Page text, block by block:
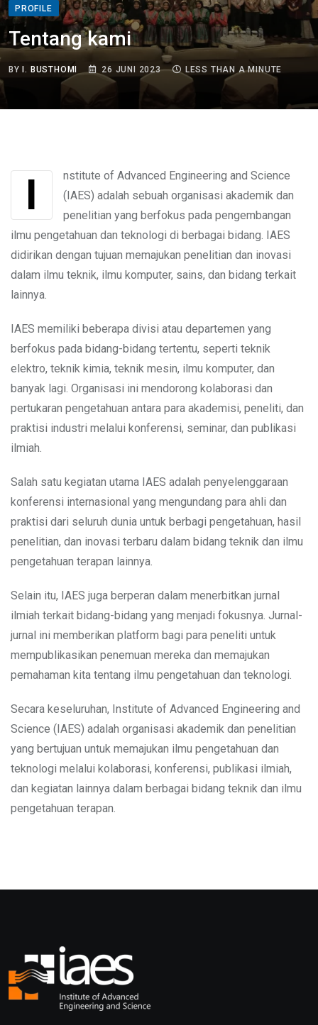
PROFILE
Tentang kami
BYI. BUSTHOMI 26 JUNI 2023 LESS THAN A MINUTE
Institute of Advanced Engineering and Science
(IAES) adalah sebuah organisasi akademik dan
penelitian yang berfokus pada pengembangan
ilmu pengetahuan dan teknologi di berbagai bidang. IAES
didirikan dengan tujuan memajukan penelitian dan inovasi
dalam ilmu teknik, ilmu komputer, sains, dan bidang terkait
lainnya.
IAES memiliki beberapa divisi atau departemen yang
berfokus pada bidang-bidang tertentu, seperti teknik
elektro, teknik kimia, teknik mesin, ilmu komputer, dan
banyak lagi. Organisasi ini mendorong kolaborasi dan
pertukaran pengetahuan antara para akademisi, peneliti, dan
praktisi industri melalui konferensi, seminar, dan publikasi
ilmiah.
Salah satu kegiatan utama IAES adalah penyelenggaraan
konferensi internasional yang mengundang para ahli dan
praktisi dari seluruh dunia untuk berbagi pengetahuan, hasil
penelitian, dan inovasi terbaru dalam bidang teknik dan ilmu
pengetahuan terapan lainnya.
Selain itu, IAES juga berperan dalam menerbitkan jurnal
ilmiah terkait bidang-bidang yang menjadi fokusnya. Jurnal-
jurnal ini memberikan platform bagi para peneliti untuk
mempublikasikan penemuan mereka dan memajukan
pemahaman kita tentang ilmu pengetahuan dan teknologi.
Secara keseluruhan, Institute of Advanced Engineering and
Science (IAES) adalah organisasi akademik dan penelitian
yang bertujuan untuk memajukan ilmu pengetahuan dan
teknologi melalui kolaborasi, konferensi, publikasi ilmiah,
dan kegiatan lainnya dalam berbagai bidang teknik dan ilmu
pengetahuan terapan.